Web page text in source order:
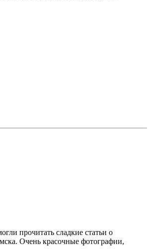
прочитать сладкие статьи о
Очень красочные фотографии,